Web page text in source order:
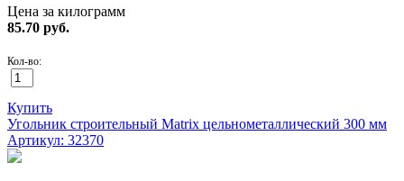
Цена за килограмм
85.70 руб.
Кол-во:
Купить
Угольник строительный Matrix цельнометаллический 300 мм
Артикул: 32370